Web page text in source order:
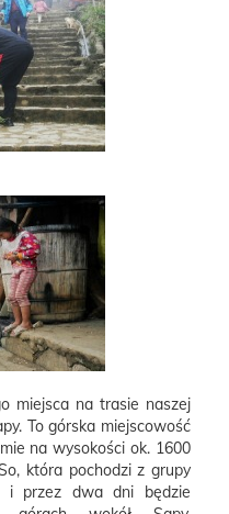
miejsca na trasie naszej
To górska miejscowość
na wysokości ok. 1600
która pochodzi z grupy
i przez dwa dni będzie